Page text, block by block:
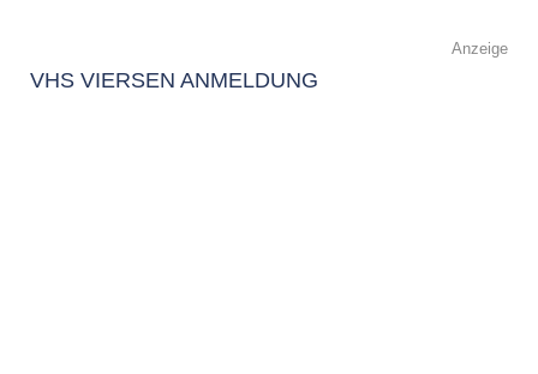
Anzeige
VHS VIERSEN ANMELDUNG